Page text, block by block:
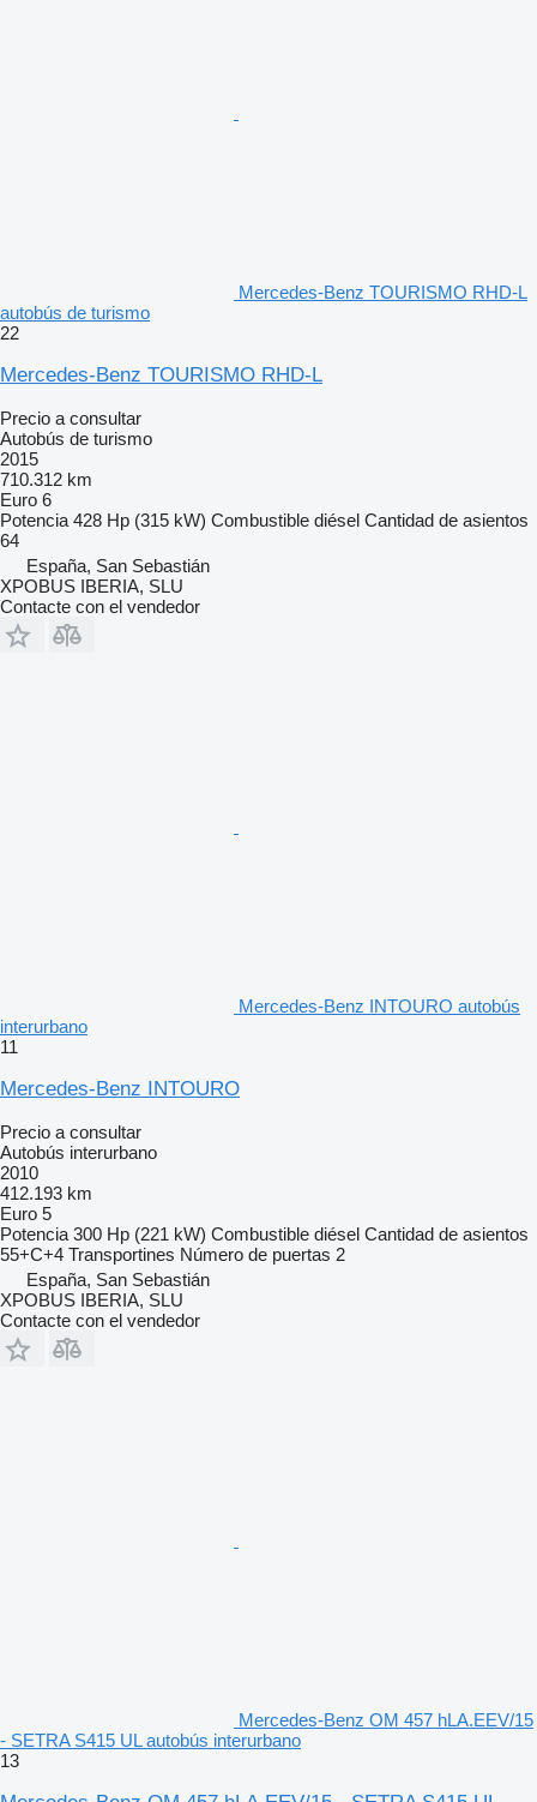
Mercedes-Benz TOURISMO RHD-L
autobús de turismo
22
Mercedes-Benz TOURISMO RHD-L
Precio a consultar
Autobús de turismo
2015
710.312 km
Euro 6
Potencia 428 Hp (315 kW) Combustible diésel Cantidad de asientos
64
España, San Sebastián
XPOBUS IBERIA, SLU
Contacte con el vendedor
Mercedes-Benz INTOURO autobús
interurbano
11
Mercedes-Benz INTOURO
Precio a consultar
Autobús interurbano
2010
412.193 km
Euro 5
Potencia 300 Hp (221 kW) Combustible diésel Cantidad de asientos
55+C+4 Transportines Número de puertas 2
España, San Sebastián
XPOBUS IBERIA, SLU
Contacte con el vendedor
Mercedes-Benz OM 457 hLA.EEV/15
- SETRA S415 UL autobús interurbano
13